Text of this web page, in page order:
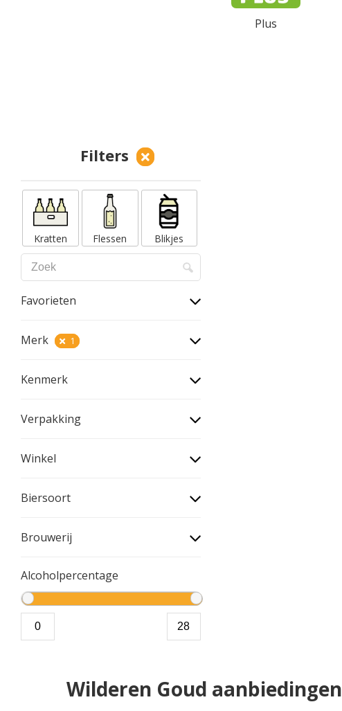
Plus
Filters
Kratten Flessen Blikjes
Favorieten
Merk 1
Kenmerk
Verpakking
Winkel
Biersoort
Brouwerij
Alcoholpercentage
Wilderen Goud aanbiedingen